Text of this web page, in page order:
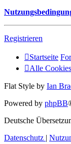
Registrieren
Startseite
Alle
Flat Style by Ian
Powered by phpBB
Deutsche
Datenschutz |